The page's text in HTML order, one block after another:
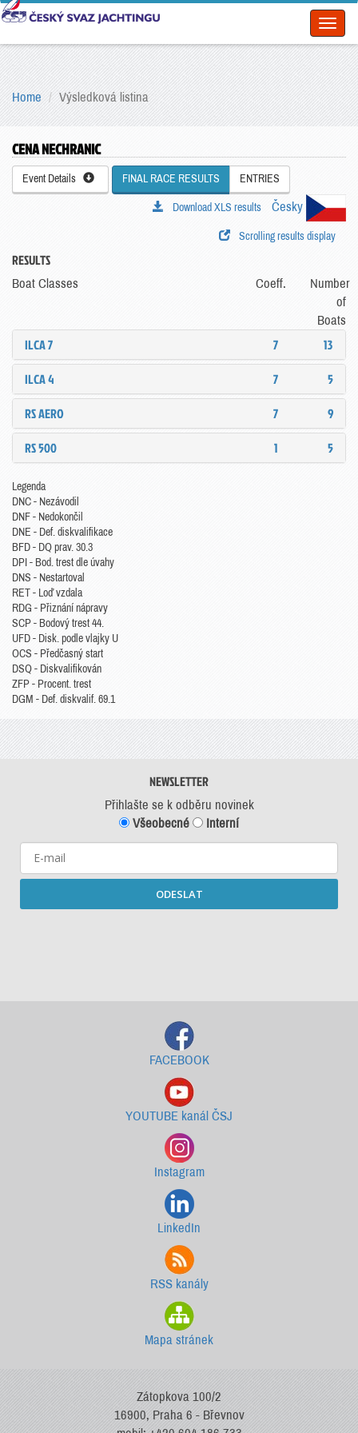
Home Výsledková listina
CENA NECHRANIC
Event Details FINAL RACE RESULTS ENTRIES
Česky
Download XLS results
Scrolling results display
RESULTS
Boat Classes Coeff.
Number
of
Boats
ILCA 7 7
13
ILCA 4
7
5
RS AERO
7
9
RS 500
1 5
Legenda
DNC - Nezávodil
DNF - Nedokončil
DNE - Def. diskvalifikace
BFD - DQ prav. 30.3
DPI - Bod. trest dle úvahy
DNS - Nestartoval
RET - Loď vzdala
RDG - Přiznání nápravy
SCP - Bodový trest 44.
UFD - Disk. podle vlajky U
OCS - Předčasný start
DSQ - Diskvalifikován
ZFP - Procent. trest
DGM - Def. diskvalif. 69.1
NEWSLETTER
Přihlašte se k odběru novinek
Všeobecné
Interní
ODESLAT
FACEBOOK
YOUTUBE kanál ČSJ
Instagram
LinkedIn
RSS kanály
Mapa stránek
Zátopkova 100/2
16900, Praha 6 - Břevnov